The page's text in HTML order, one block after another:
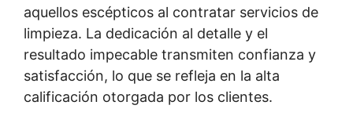
aquellos escépticos al contratar servicios de
limpieza. La dedicación al detalle y el
resultado impecable transmiten confianza y
satisfacción, lo que se refleja en la alta
calificación otorgada por los clientes.